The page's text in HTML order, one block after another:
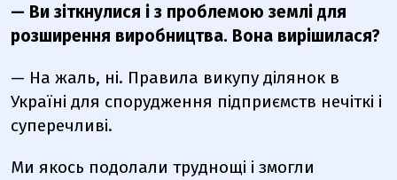
— Ви зіткнулися і з проблемою землі для
розширення виробництва. Вона вирішилася?
— На жаль, ні. Правила викупу ділянок в
Україні для спорудження підприємств нечіткі і
суперечливі.
Ми якось подолали труднощі і змогли